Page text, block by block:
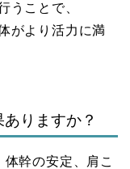
うことで、
がより活力に満
りますか？
幹の安定、肩こ